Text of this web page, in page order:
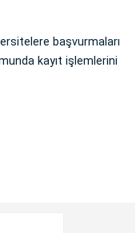
başvurmaları
kayıt işlemlerini